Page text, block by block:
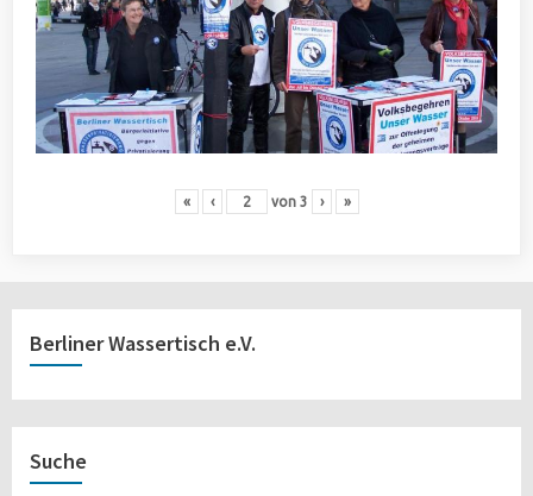
« ‹ von 3 › »
Berliner Wassertisch e.V.
Suche